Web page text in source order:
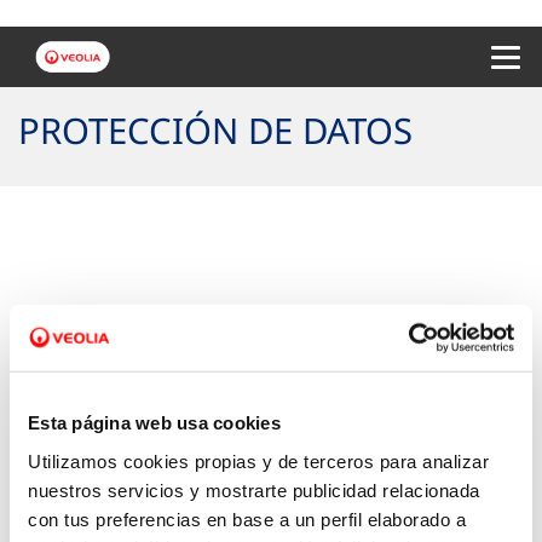
Esta página web usa cookies
Utilizamos cookies propias y de terceros para analizar
nuestros servicios y mostrarte publicidad relacionada
con tus preferencias en base a un perfil elaborado a
PROTECCIÓN DE DATOS
Política de Protección de datos de
Veolia